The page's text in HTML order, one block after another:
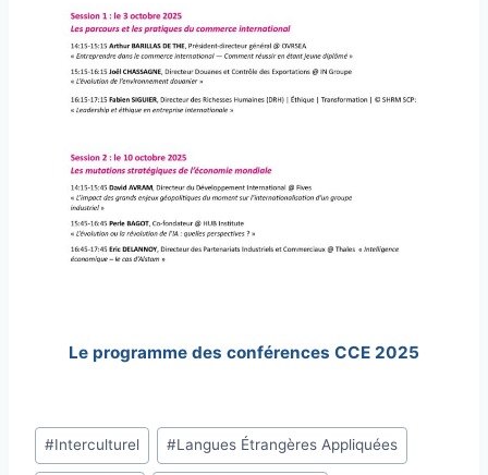
Le programme des conférences CCE 2025
Étiquettes
de
#Interculturel #Langues Étrangères Appliquées